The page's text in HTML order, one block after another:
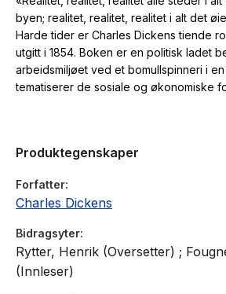
byen; realitet, realitet, realitet i alt det
Harde tider er Charles Dickens tiende
utgitt i 1854. Boken er en politisk ladet
arbeidsmiljøet ved et bomullspinneri i
tematiserer de sosiale og økonomiske
Produktegenskaper
Forfatter
Charles Dickens
Bidragsyter
Rytter, Henrik (Oversetter) ;
(Innleser)